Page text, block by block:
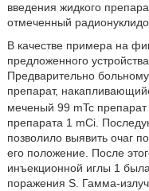
введения жидкого
отмеченный
В качестве примера на
предложенного
Предварительно
препарат,
меченый 99 mTc препарат
препарата 1 mCi.
позволило выявить очаг
его положение. После
инъекционной иглы 1
поражения S. Гамма-